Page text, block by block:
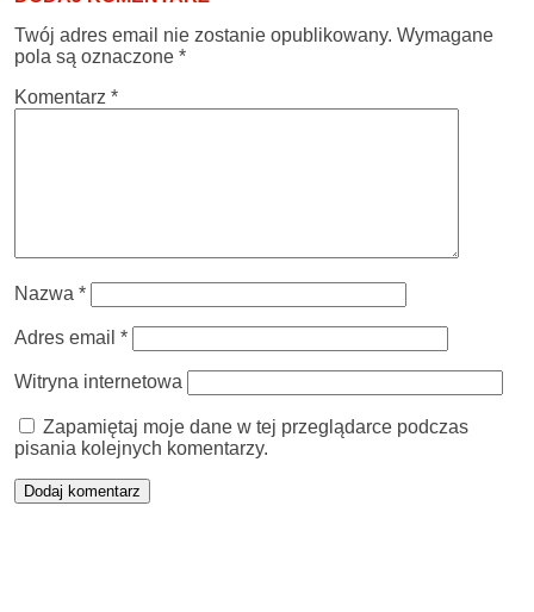
Twój adres email nie zostanie opublikowany. Wymagane
pola są oznaczone *
Komentarz *
Nazwa *
Adres email *
Witryna internetowa
Zapamiętaj moje dane w tej przeglądarce podczas
pisania kolejnych komentarzy.